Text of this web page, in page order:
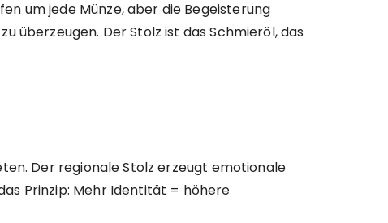
um jede Münze, aber die Begeisterung
überzeugen. Der Stolz ist das Schmieröl, das
Der regionale Stolz erzeugt emotionale
Prinzip: Mehr Identität = höhere